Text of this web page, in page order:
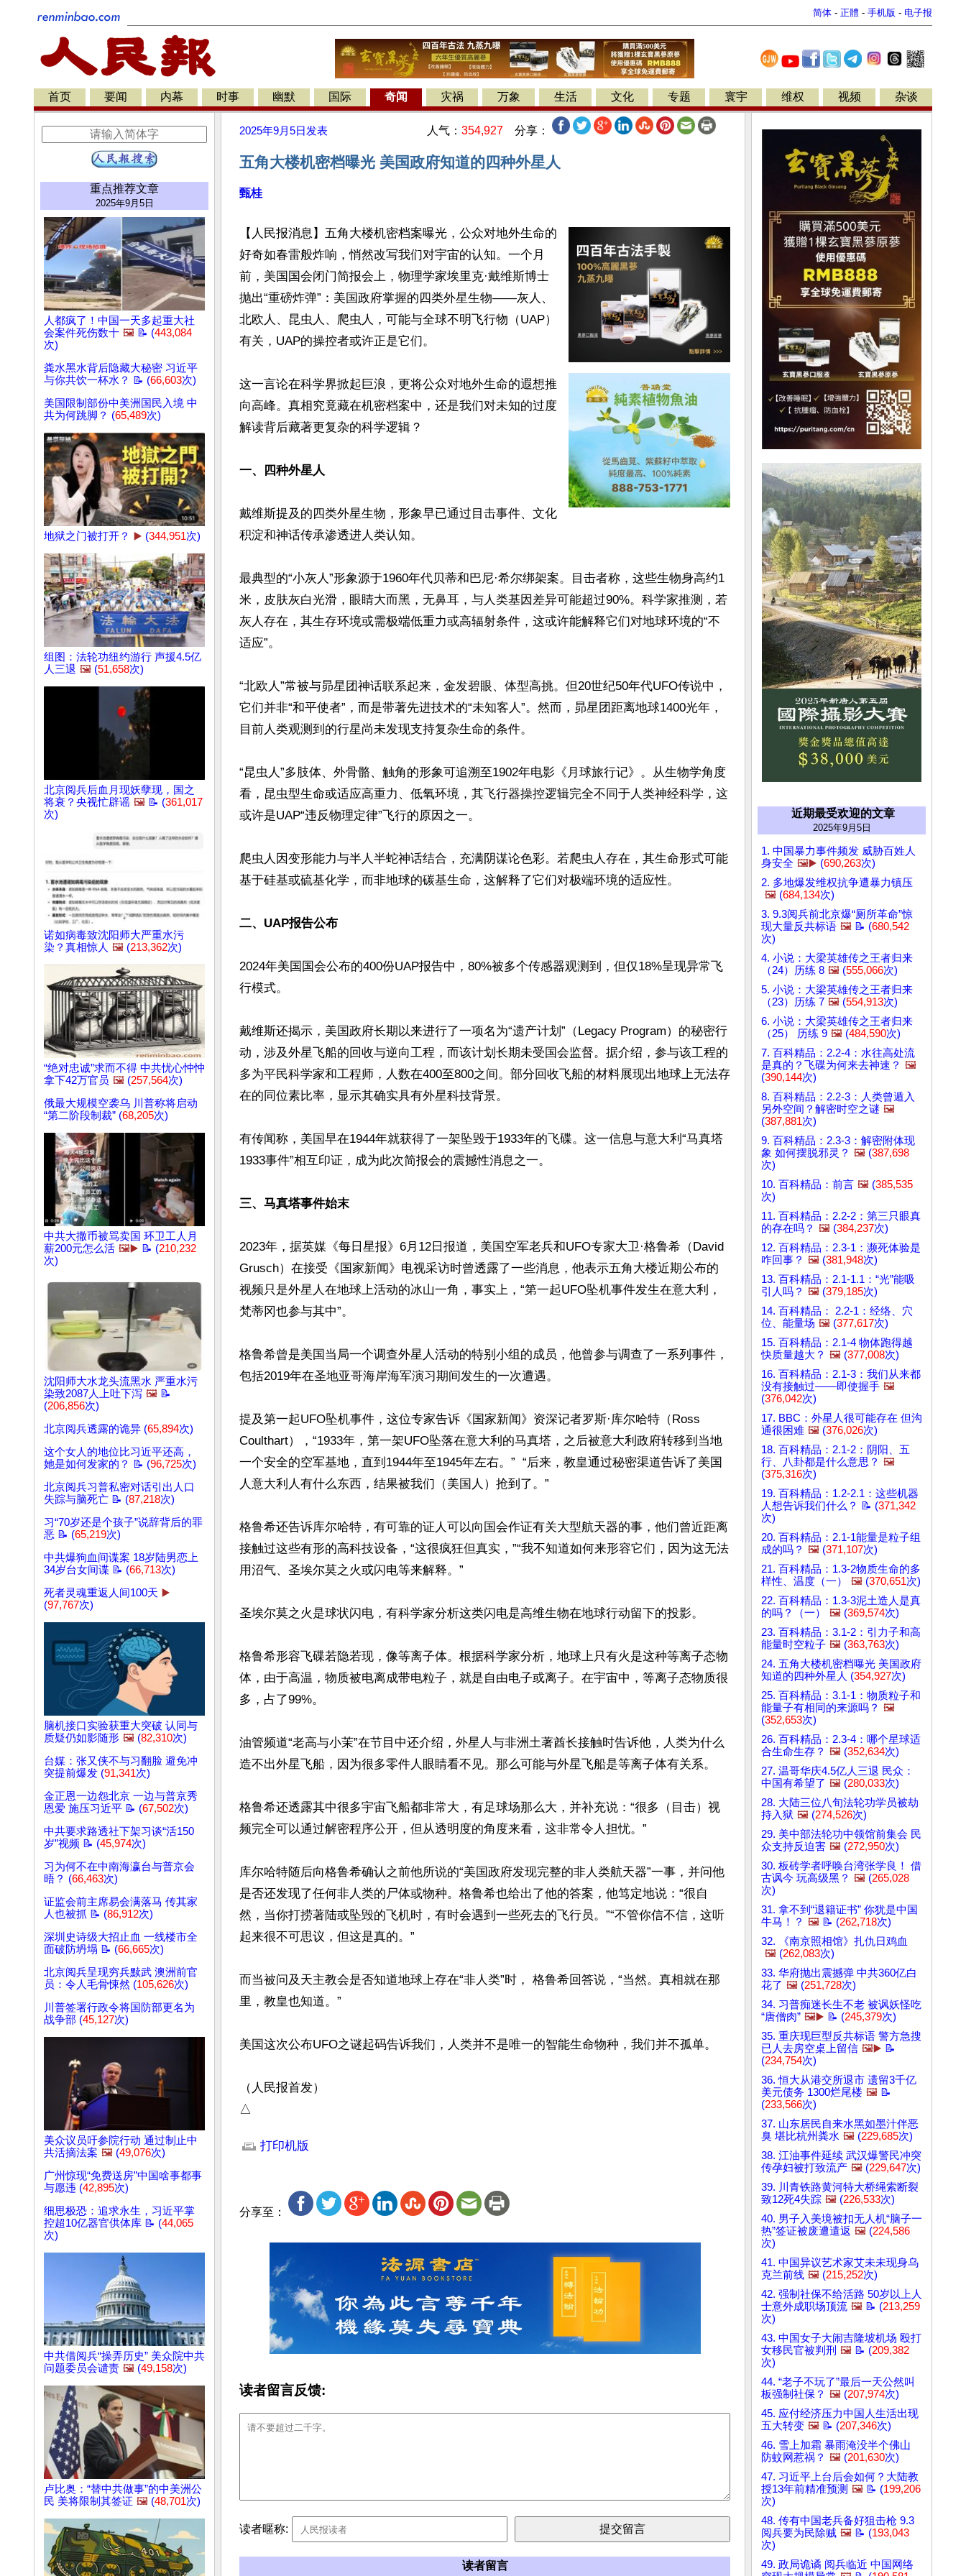
简体 - 正體 - 手机版 - 电子报
首页 要闻 内幕 时事 幽默 国际 奇闻 灾祸 万象 生活 文化 专题 寰宇 维权 视频 杂谈
重点推荐文章
2025年9月5日
人都疯了！中国一天多起重大社
会案件死伤数十 🖼️ 📝 (443,084
次)
粪水黑水背后隐藏大秘密 习近平
与你共饮一杯水？ 📝 (66,603次)
美国限制部份中美洲国民入境 中
共为何跳脚？ (65,489次)
地狱之门被打开？ ▶️ (344,951次)
组图：法轮功纽约游行 声援4.5亿
人三退 🖼️ (51,658次)
北京阅兵后血月现妖孽现，国之
将衰？央视忙辟谣 🖼️ 📝 (361,017
次)
诺如病毒致沈阳师大严重水污
染？真相惊人 🖼️ (213,362次)
“绝对忠诚”求而不得 中共忧心忡忡
拿下42万官员 🖼️ (257,564次)
俄最大规模空袭乌 川普称将启动
“第二阶段制裁” (68,205次)
中共大撒币被骂卖国 环卫工人月
薪200元怎么活 🖼️▶️ 📝 (210,232
次)
沈阳师大水龙头流黑水 严重水污
染致2087人上吐下泻 🖼️ 📝
(206,856次)
北京阅兵透露的诡异 (65,894次)
这个女人的地位比习近平还高，
她是如何发家的？ 📝 (96,725次)
北京阅兵习普私密对话引出人口
失踪与脑死亡 📝 (87,218次)
习“70岁还是个孩子”说辞背后的罪
恶 📝 (65,219次)
中共爆狗血间谍案 18岁陆男恋上
34岁台女间谍 📝 (66,713次)
死者灵魂重返人间100天 ▶️
(97,767次)
脑机接口实验获重大突破 认同与
质疑仍如影随形 🖼️ (82,310次)
台媒：张又侠不与习翻脸 避免冲
突提前爆发 (91,341次)
金正恩一边怨北京 一边与普京秀
恩爱 施压习近平 📝 (67,502次)
中共要求路透社下架习谈“活150
岁”视频 📝 (45,974次)
习为何不在中南海瀛台与普京会
晤？ (66,463次)
证监会前主席易会满落马 传其家
人也被抓 📝 (86,912次)
深圳史诗级大招止血 一线楼市全
面破防坍塌 📝 (66,665次)
北京阅兵呈现穷兵黩武 澳洲前官
员：令人毛骨悚然 (105,626次)
川普签署行政令将国防部更名为
战争部 (45,127次)
美众议员吁参院行动 通过制止中
共活摘法案 🖼️ (49,076次)
广州惊现“免费送房”中国啥事都事
与愿违 (42,895次)
细思极恐：追求永生，习近平掌
控超10亿器官供体库 📝 (44,065
次)
中共借阅兵“操弄历史” 美众院中共
问题委员会谴责 🖼️ (49,158次)
卢比奥：“替中共做事”的中美洲公
民 美将限制其签证 🖼️ (48,701次)
2025年9月5日 发表 人气： 354,927 分享：
五角大楼机密档曝光 美国政府知道的四种外星人
甄桂
【人民报消息】五角大楼机密档案曝光，公众对地外生命的
好奇如春雷般炸响，悄然改写我们对宇宙的认知。一个月
前，美国国会闭门简报会上，物理学家埃里克·戴维斯博士
抛出“重磅炸弹”：美国政府掌握的四类外星生物——灰人、
北欧人、昆虫人、爬虫人，可能与全球不明飞行物（UAP）
有关，UAP的操控者或许正是它们。
这一言论在科学界掀起巨浪，更将公众对地外生命的遐想推
向高峰。真相究竟藏在机密档案中，还是我们对未知的过度
解读背后藏著更复杂的科学逻辑？
一、四种外星人
戴维斯提及的四类外星生物，形象早已通过目击事件、文化
积淀和神话传承渗透进人类认知。
最典型的“小灰人”形象源于1960年代贝蒂和巴尼·希尔绑架案。目击者称，这些生物身高约1
米，皮肤灰白光滑，眼睛大而黑，无鼻耳，与人类基因差异可能超过90%。科学家推测，若
灰人存在，其生存环境或需极端低重力或高辐射条件，这或许能解释它们对地球环境的“不
适应”。
“北欧人”常被与昴星团神话联系起来，金发碧眼、体型高挑。但20世纪50年代UFO传说中，
它们并非“和平使者”，而是带著先进技术的“未知客人”。然而，昴星团距离地球1400光年，
目前人类观测到的行星尚未发现支持复杂生命的条件。
“昆虫人”多肢体、外骨骼、触角的形象可追溯至1902年电影《月球旅行记》。从生物学角度
看，昆虫型生命或适应高重力、低氧环境，其飞行器操控逻辑完全不同于人类神经科学，这
或许是UAP“违反物理定律”飞行的原因之一。
爬虫人因变形能力与半人半蛇神话结合，充满阴谋论色彩。若爬虫人存在，其生命形式可能
基于硅基或硫基化学，而非地球的碳基生命，这解释了它们对极端环境的适应性。
二、UAP报告公布
2024年美国国会公布的400份UAP报告中，80%被多个传感器观测到，但仅18%呈现异常飞
行模式。
戴维斯还揭示，美国政府长期以来进行了一项名为“遗产计划”（Legacy Program）的秘密行
动，涉及外星飞船的回收与逆向工程，而该计划长期未受国会监督。据介绍，参与该工程的
多为平民科学家和工程师，人数在400至800之间。部分回收飞船的材料展现出地球上无法存
在的同位素比率，显示其确实具有外星科技背景。
有传闻称，美国早在1944年就获得了一架坠毁于1933年的飞碟。这一信息与意大利“马真塔
1933事件”相互印证，成为此次简报会的震撼性消息之一。
三、马真塔事件始末
2023年，据英媒《每日星报》6月12日报道，美国空军老兵和UFO专家大卫·格鲁希（David
Grusch）在接受《国家新闻》电视采访时曾透露了一些消息，他表示五角大楼近期公布的
视频只是外星人在地球上活动的冰山一角，事实上，“第一起UFO坠机事件发生在意大利，
梵蒂冈也参与其中”。
格鲁希曾是美国当局一个调查外星人活动的特别小组的成员，他曾参与调查了一系列事件，
包括2019年在圣地亚哥海岸海军演习期间发生的一次遭遇。
提及第一起UFO坠机事件，这位专家告诉《国家新闻》资深记者罗斯·库尔哈特（Ross
Coulthart），“1933年，第一架UFO坠落在意大利的马真塔，之后被意大利政府转移到当地
一个安全的空军基地，直到1944年至1945年左右。”  “后来，教皇通过秘密渠道告诉了美国
人意大利人有什么东西，结果被我们（美国人）抢到了。”
格鲁希还告诉库尔哈特，有可靠的证人可以向国会作证有关大型航天器的事，他们曾近距离
接触过这些有形的高科技设备，“这很疯狂但真实，”“我不知道如何来形容它们，因为这无法
用沼气、圣埃尔莫之火或闪电等来解释。”
圣埃尔莫之火是球状闪电，有科学家分析这类闪电是高维生物在地球行动留下的投影。
格鲁希形容飞碟若隐若现，像等离子体。根据科学家分析，地球上只有火是这种等离子态物
体，由于高温，物质被电离成带电粒子，就是自由电子或离子。在宇宙中，等离子态物质很
多，占了99%。
油管频道“老高与小茉”在节目中还介绍，外星人与非洲土著酋长接触时告诉他，人类为什么
造不出外星飞船，因为很多零件人眼睛看不见。那么可能与外星飞船是等离子体有关系。
格鲁希还透露其中很多宇宙飞船都非常大，有足球场那么大，并补充说：“很多（目击）视
频完全可以通过解密程序公开，但从透明度的角度来看，这非常令人担忧。”
库尔哈特随后向格鲁希确认之前他所说的“美国政府发现完整的非人类航天器”一事，并问他
是否还发现了任何非人类的尸体或物种。格鲁希也给出了他的答案，他笃定地说：“很自
然，当你打捞著陆或坠毁的飞机时，有时会遇到一些死去的飞行员。”“不管你信不信，这听
起来很不可思议，但这是真的。”
而当被问及天主教会是否知道地球上存在“非人类”时， 格鲁希回答说，“当然。真相就在那
里，教皇也知道。”
美国这次公布UFO之谜起码告诉我们，人类并不是唯一的智能生命物种，我们并不孤单。
（人民报首发）
△
打印机版
分享至：
读者留言反馈:
读者暱称:
读者留言
近期最受欢迎的文章
2025年9月5日
1. 中国暴力事件频发 威胁百姓人
身安全 🖼️▶️ (690,263次)
2. 多地爆发维权抗争遭暴力镇压
🖼️ (684,134次)
3. 9.3阅兵前北京爆“厕所革命”惊
现大量反共标语 🖼️ 📝 (680,542
次)
4. 小说：大梁英雄传之王者归来
（24）历练 8 🖼️ (555,066次)
5. 小说：大梁英雄传之王者归来
（23）历练 7 🖼️ (554,913次)
6. 小说：大梁英雄传之王者归来
（25） 历练 9 🖼️ (484,590次)
7. 百科精品：2.2-4：水往高处流
是真的？飞碟为何来去神速？ 🖼️
(390,144次)
8. 百科精品：2.2-3：人类曾遁入
另外空间？解密时空之谜 🖼️
(387,881次)
9. 百科精品：2.3-3：解密附体现
象 如何摆脱邪灵？ 🖼️ (387,698
次)
10. 百科精品：前言 🖼️ (385,535
次)
11. 百科精品：2.2-2：第三只眼真
的存在吗？ 🖼️ (384,237次)
12. 百科精品：2.3-1：濒死体验是
咋回事？ 🖼️ (381,948次)
13. 百科精品：2.1-1.1：“光”能吸
引人吗？ 🖼️ (379,185次)
14. 百科精品： 2.2-1：经络、穴
位、能量场 🖼️ (377,617次)
15. 百科精品：2.1-4 物体跑得越
快质量越大？ 🖼️ (377,008次)
16. 百科精品：2.1-3：我们从来都
没有接触过——即使握手 🖼️
(376,042次)
17. BBC：外星人很可能存在 但沟
通很困难 🖼️ (376,026次)
18. 百科精品：2.1-2：阴阳、五
行、八卦都是什么意思？ 🖼️
(375,316次)
19. 百科精品：1.2-2.1：这些机器
人想告诉我们什么？ 📝 (371,342
次)
20. 百科精品：2.1-1能量是粒子组
成的吗？ 🖼️ (371,107次)
21. 百科精品：1.3-2物质生命的多
样性、温度（一）
🖼️ (370,651次)
22. 百科精品：1.3-3泥土造人是真
的吗？（一）
🖼️ (369,574次)
23. 百科精品：3.1-2：引力子和高
能量时空粒子 🖼️ (363,763次)
24. 五角大楼机密档曝光 美国政府
知道的四种外星人 (354,927次)
25. 百科精品：3.1-1：物质粒子和
能量子有相同的来源吗？ 🖼️
(352,653次)
26. 百科精品：2.3-4：哪个星球适
合生命生存？ 🖼️ (352,634次)
27. 温哥华庆4.5亿人三退 民众：
中国有希望了 🖼️ (280,033次)
28. 大陆三位八旬法轮功学员被劫
持入狱 🖼️ (274,526次)
29. 美中部法轮功中领馆前集会 民
众支持反迫害 🖼️ (272,950次)
30. 板砖学者呼唤台湾张学良！ 借
古讽今 玩高级黑？ 🖼️ (265,028
次)
31. 拿不到“退籍证书” 你犹是中国
牛马！？ 🖼️ 📝 (262,718次)
32. 《南京照相馆》扎仇日鸡血
🖼️ (262,083次)
33. 华府抛出震撼弹 中共360亿白
花了 🖼️ (251,728次)
34. 习普痴迷长生不老 被讽妖怪吃
“唐僧肉” 🖼️▶️ 📝 (245,379次)
35. 重庆现巨型反共标语 警方急搜
已人去房空桌上留信 🖼️▶️ 📝
(234,754次)
36. 恒大从港交所退市 遗留3千亿
美元债务 1300烂尾楼 🖼️ 📝
(233,566次)
37. 山东居民自来水黑如墨汁伴恶
臭 堪比杭州粪水 🖼️ (229,685次)
38. 江油事件延续 武汉爆警民冲突
传孕妇被打致流产 🖼️ (229,647次)
39. 川青铁路黄河特大桥绳索断裂
致12死4失踪 🖼️ (226,533次)
40. 男子入美境被扣无人机“脑子一
热”签证被废遭遣返 🖼️ (224,586
次)
41. 中国异议艺术家艾未未现身乌
克兰前线 🖼️ (215,252次)
42. 强制社保不给活路 50岁以上人
士意外成职场顶流 🖼️ 📝 (213,259
次)
43. 中国女子大闹吉隆坡机场 殴打
女移民官被判刑 🖼️ 📝 (209,382
次)
44. “老子不玩了”最后一天公然叫
板强制社保？ 🖼️ (207,974次)
45. 应付经济压力中国人生活出现
五大转变 🖼️ 📝 (207,346次)
46. 雪上加霜 暴雨淹没半个佛山
防蚊网惹祸？ 🖼️ (201,630次)
47. 习近平上台后会如何？大陆教
授13年前精准预测 🖼️ 📝 (199,206
次)
48. 传有中国老兵备好狙击枪 9.3
阅兵要为民除贼 🖼️ 📝 (193,043
次)
49. 政局诡谲 阅兵临近 中国网络